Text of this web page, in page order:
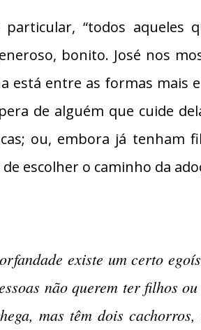
particular, “todos
bonito. José nos
está entre as formas mais
de alguém que cuide
ou, embora já
escolher o caminho da
existe um certo
não querem ter filhos
mas têm dois